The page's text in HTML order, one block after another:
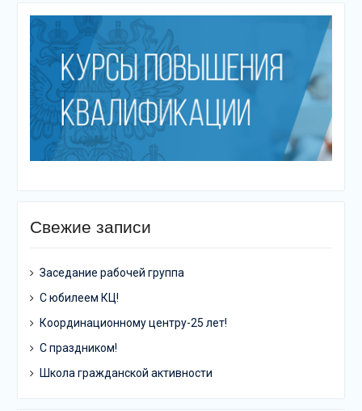
Свежие записи
Заседание рабочей группа
С юбилеем КЦ!
Координационному центру-25 лет!
С праздником!
Школа гражданской активности